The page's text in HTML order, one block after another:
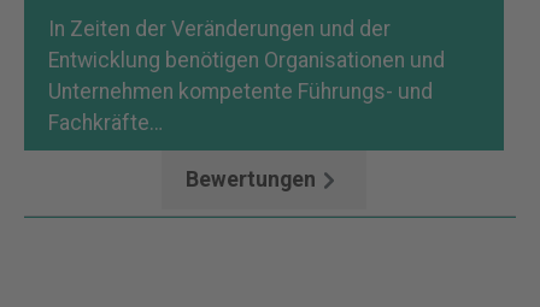
In Zeiten der Veränderungen und der
Entwicklung benötigen Organisationen und
Unternehmen kompetente Führungs- und
Fachkräfte…
Bewertungen